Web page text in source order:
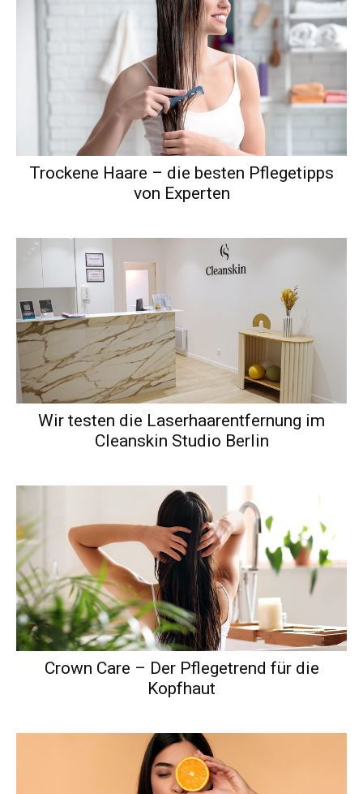
Trockene Haare – die besten Pflegetipps
von Experten
Wir testen die Laserhaarentfernung im
Cleanskin Studio Berlin
Crown Care – Der Pflegetrend für die
Kopfhaut